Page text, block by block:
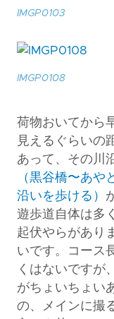
IMGP0103
IMGP0108
荷物おいてから
見えるぐらいの
あって、その川
（黒谷橋〜あや
沿いを歩ける）
遊歩道自体は多
起伏やらがあり
いです。コース
くはないですが
がちょいちょい
の、メインに撮